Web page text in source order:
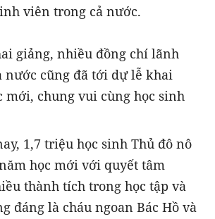
viên trong cả nước.
giảng, nhiều đồng chí lãnh
nước cũng đã tới dự lễ khai
mới, chung vui cùng học sinh
1,7 triệu học sinh Thủ đô nô
học mới với quyết tâm
thành tích trong học tập và
đáng là cháu ngoan Bác Hồ và